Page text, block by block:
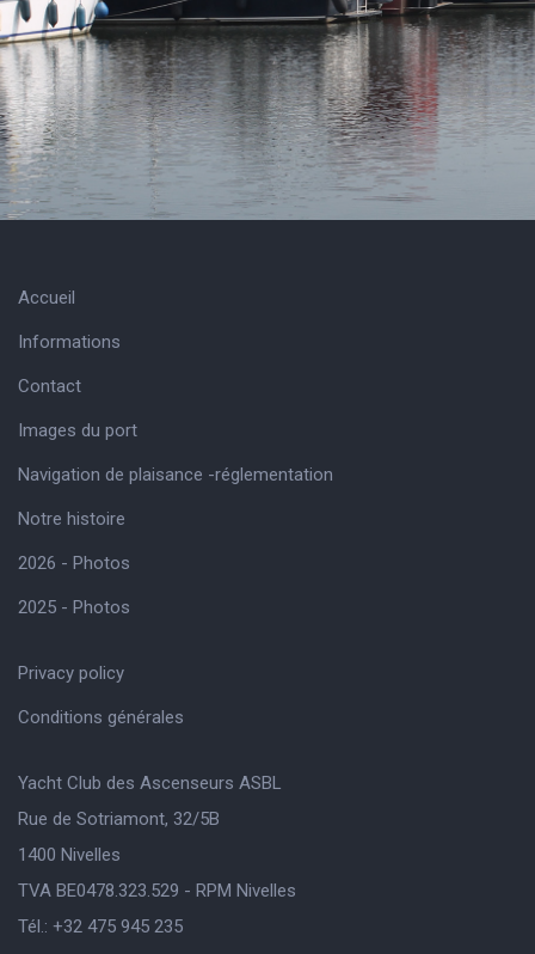
Accueil
Informations
Contact
Images du port
Navigation de plaisance -réglementation
Notre histoire
2026 - Photos
2025 - Photos
Privacy policy
Conditions générales
Yacht Club des Ascenseurs ASBL
Rue de Sotriamont, 32/5B
1400 Nivelles
TVA BE0478.323.529 - RPM Nivelles
Tél.: +32 475 945 235